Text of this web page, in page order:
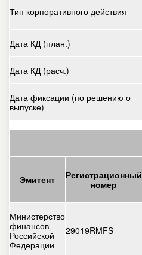
Тип корпоративного действия
Дата КД (план.)
Дата КД (расч.)
Дата фиксации (по решению о
выпуске)
Эмитент
Регистрационный
номер
Министерство
финансов
Российской
Федерации
29019RMFS